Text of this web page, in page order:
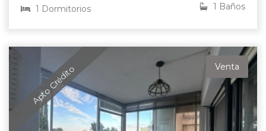
1 Dormitorios 1 Baños
Apto Crédito Venta